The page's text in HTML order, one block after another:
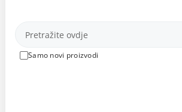
Proizvodi
Samo novi proizvodi